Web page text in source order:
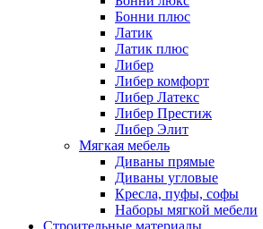
Бонни плюс
Латик
Латик плюс
Либер
Либер комфорт
Либер Латекс
Либер Престиж
Либер Элит
Мягкая мебель
Диваны прямые
Диваны угловые
Кресла, пуфы, софы
Наборы мягкой мебели
Строительные материалы